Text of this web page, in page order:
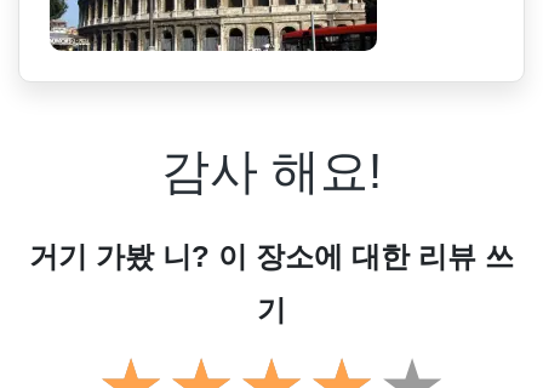
감사 해요!
거기 가봤 니? 이 장소에 대한 리뷰 쓰
기